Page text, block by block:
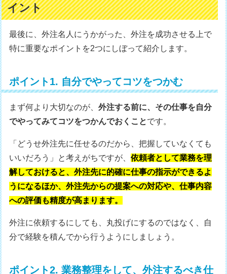
イント
最後に、外注名人にうかがった、外注を成功させる上で
特に重要なポイントを2つにしぼって紹介します。
ポイント1. 自分でやってコツをつかむ
まず何より大切なのが、外注する前に、その仕事を自分
でやってみてコツをつかんでおくことです。
「どうせ外注先に任せるのだから、把握していなくても
いいだろう」と考えがちですが、依頼者として業務を理
解しておけると、外注先に的確に仕事の指示ができるよ
うになるほか、外注先からの提案への対応や、仕事内容
への評価も精度が高まります。
外注に依頼するにしても、丸投げにするのではなく、自
分で経験を積んでから行うようにしましょう。
ポイント2. 業務整理をして、外注するべき仕